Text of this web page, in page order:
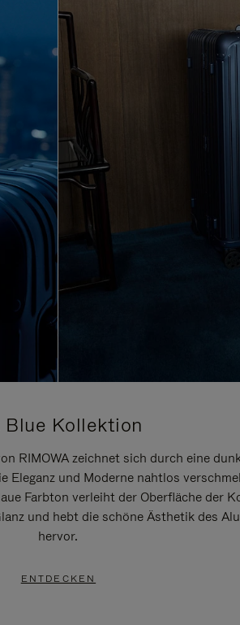
Blue Kollektion
RIMOWA zeichnet sich durch eine
Eleganz und Moderne nahtlos
Farbton verleiht der Oberfläche der
und hebt die schöne Ästhetik des
hervor.
ENTDECKEN